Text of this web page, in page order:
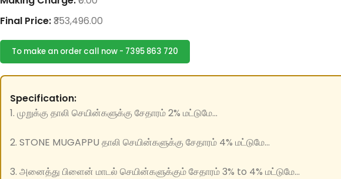
Final Price:₹353,496.00
To make an order call now - 7395 863 720
Specification:
1. முறுக்கு தாலி செயின்களுக்கு சேதாரம் 2% மட்டுமே...
2. STONE MUGAPPU தாலி செயின்களுக்கு சேதாரம் 4% மட்டுமே...
3. அனைத்து பிளைன் மாடல் செயின்களுக்கும் சேதாரம் 3% to 4% மட்டுமே...